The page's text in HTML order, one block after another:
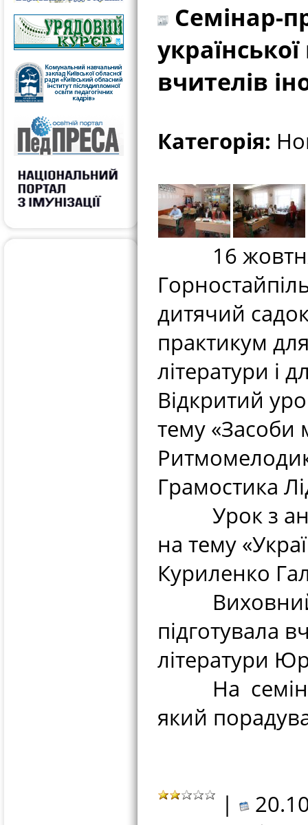
Cемінар-
вчителів
Категорія:
16 жовтня
дитячий
практикум
літератури і
Відкритий
тему «Засоби
Грамостика
Урок з
на тему
Куриленко
Виховний
підготувала
літератури
На семінар
який
|